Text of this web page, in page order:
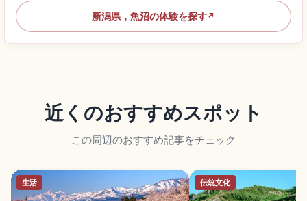
新潟県，魚沼の体験を探す↗
近くのおすすめスポット
この周辺のおすすめ記事をチェック
生活 伝統文化